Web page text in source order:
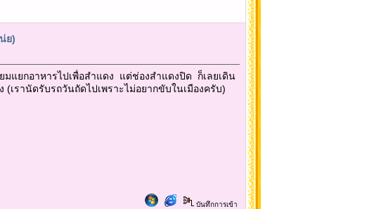
ย)
มแยกอาหารไปเพื่อสำแดง แต่ช่องสำแดงปิด ก็เลยเดิน
เรานัดรับรถวันถัดไปเพราะไม่อยากขับในเมืองครับ)
บันทึกการเข้า